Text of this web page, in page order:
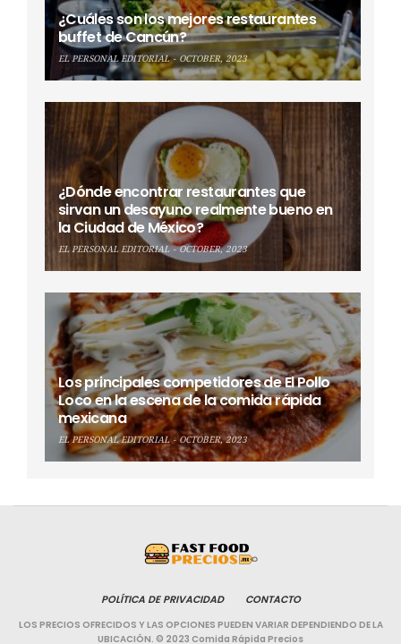
¿Cuáles son los mejores restaurantes
buffet de Cancún?
EL PERSONAL EDITORIAL OCTOBER, 2023
¿Dónde encontrar restaurantes que
sirvan un desayuno realmente bueno en
la Ciudad de México?
EL PERSONAL EDITORIAL OCTOBER, 2023
Los principales competidores de El Pollo
Loco en la escena de la comida rápida
mexicana
EL PERSONAL EDITORIAL OCTOBER, 2023
POLÍTICA DE PRIVACIDAD CONTACTO
LOS PRECIOS OFRECIDOS Y LAS OPCIONES PUEDEN VARIAR DEPENDIENDO DE LA
UBICACIÓN. © 2023 Comida Rápida Precios